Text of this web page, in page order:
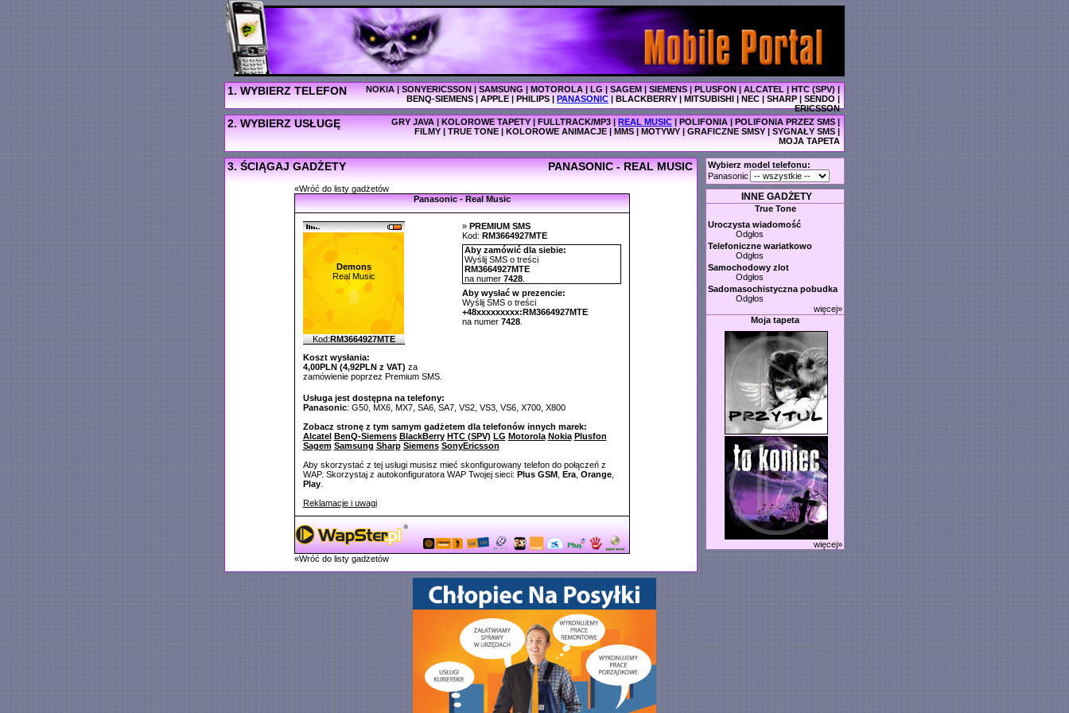
1. WYBIERZ TELEFON NOKIA|SONYERICSSON|SAMSUNG|MOTOROLA|LG|SAGEM|SIEMENS|PLUSFON|ALCATEL|HTC (SPV)|
BENQ-SIEMENS|APPLE|PHILIPS|PANASONIC|BLACKBERRY|MITSUBISHI|NEC|SHARP|SENDO|
ERICSSON
2. WYBIERZ USŁUGĘ GRY JAVA | KOLOROWE TAPETY | FULLTRACK/MP3 | REAL MUSIC | POLIFONIA | POLIFONIA PRZEZ SMS |
FILMY | TRUE TONE | KOLOROWE ANIMACJE | MMS | MOTYWY | GRAFICZNE SMSY | SYGNAŁY SMS |
MOJA TAPETA
3. ŚCIĄGAJ GADŻETY PANASONIC - REAL MUSIC
«Wróć do listy gadżetów
Panasonic - Real Music
Demons
Real Music
Kod:RM3664927MTE
Koszt wysłania:
4,00PLN (4,92PLN z VAT) za
zamówienie poprzez Premium SMS.
» PREMIUM SMS
Kod: RM3664927MTE
Aby zamówić dla siebie:
Wyślij SMS o treści
RM3664927MTE
na numer 7428.
Aby wysłać w prezencie:
Wyślij SMS o treści
+48xxxxxxxxx:RM3664927MTE
na numer 7428.
Usługa jest dostępna na telefony:
Panasonic: G50, MX6, MX7, SA6, SA7, VS2, VS3, VS6, X700, X800
Zobacz stronę z tym samym gadżetem dla telefonów innych marek:
Alcatel BenQ-Siemens BlackBerry HTC (SPV) LG Motorola Nokia Plusfon
Sagem Samsung Sharp Siemens SonyEricsson
Aby skorzystać z tej usługi musisz mieć skonfigurowany telefon do połączeń z
WAP. Skorzystaj z autokonfiguratora WAP Twojej sieci: Plus GSM, Era, Orange,
Play.
Reklamacje i uwagi
«Wróć do listy gadżetów
Wybierz model telefonu:
Panasonic
INNE GADŻETY
True Tone
Uroczysta wiadomość
Odgłos
Telefoniczne wariatkowo
Odgłos
Samochodowy zlot
Odgłos
Sadomasochistyczna pobudka
Odgłos
więcej»
Moja tapeta
więcej»